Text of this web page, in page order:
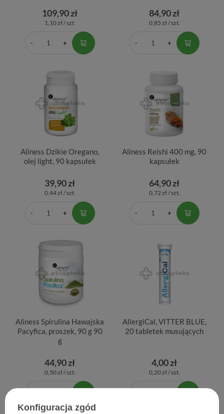
109,90 zł
1,10 zł / szt.
84,90 zł
0,85 zł / szt.
Aliness Dzikie Oregano,
olej light, 90 kapsułek
39,90 zł
0,44 zł / szt.
Aliness Reishi 400 mg, 90
kapsułek
64,90 zł
0,72 zł / szt.
Aliness Spirulina Hawajska
Pacyfica, proszek, 90 g 90
g
44,90 zł
0,50 zł / szt.
AllergiCal, VITTER BLUE,
20 tabletek musujących
4,00 zł
0,20 zł / szt.
Konfiguracja zgód